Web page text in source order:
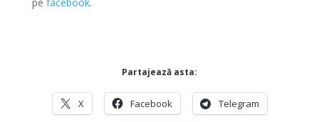
Partajează asta:
X Facebook Telegram